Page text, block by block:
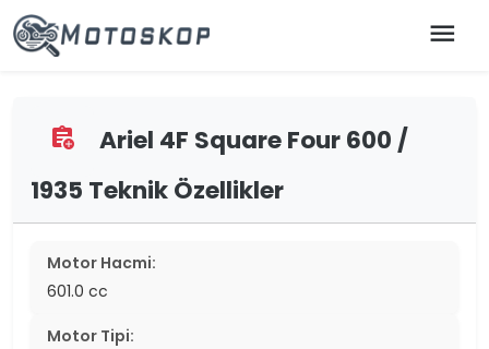
menu
assignment_add
Ariel 4F Square Four 600 /
1935 Teknik Özellikler
Motor Hacmi:
601.0 cc
Motor Tipi: